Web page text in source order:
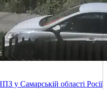
у Самарській області Росії